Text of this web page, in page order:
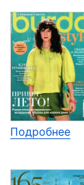
Подробнее